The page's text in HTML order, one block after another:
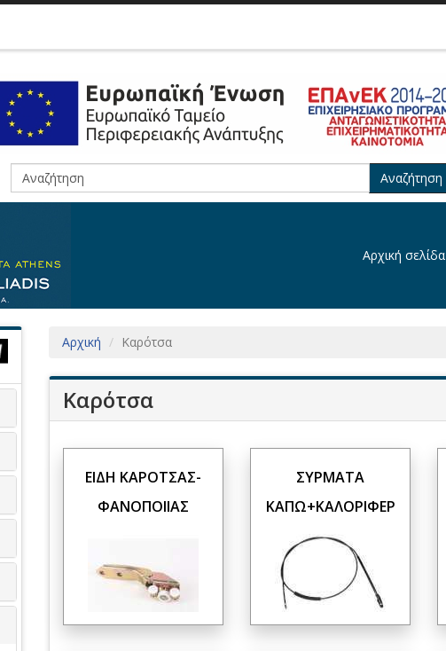
Αναζήτηση
Αρχική σελίδα
Αρχική Καρότσα
Καρότσα
ΕΙΔΗ ΚΑΡΟΤΣΑΣ-
ΦΑΝΟΠΟΙΙΑΣ
ΣΥΡΜΑΤΑ
ΚΑΠΩ+ΚΑΛΟΡΙΦΕΡ